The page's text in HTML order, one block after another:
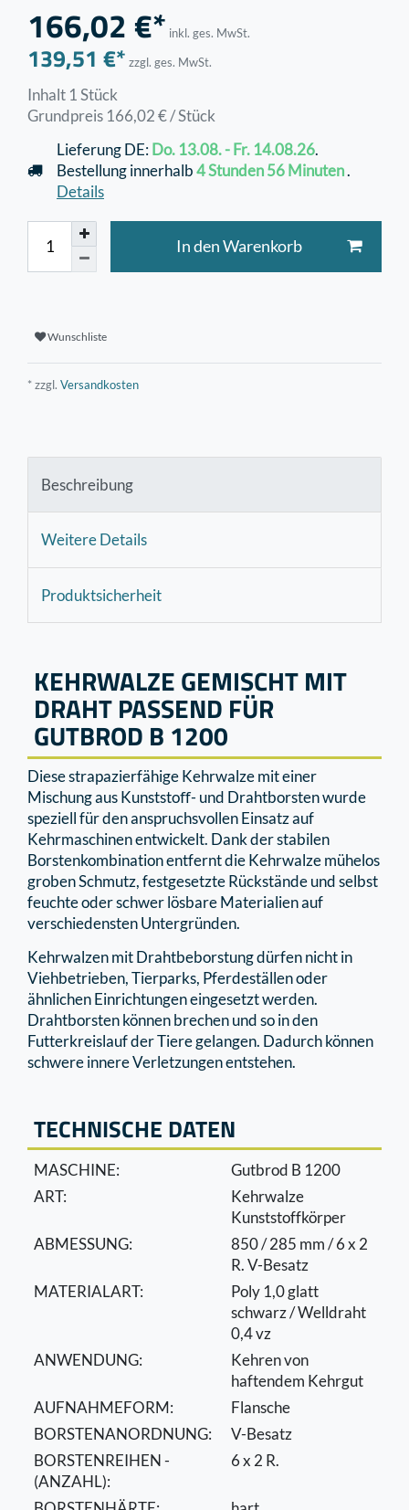
166,02 €* inkl. ges. MwSt.
139,51 €* zzgl. ges. MwSt.
Inhalt 1Stück
Grundpreis 166,02 € / Stück
Lieferung DE:Do. 13.08. - Fr. 14.08.26.
Bestellung innerhalb4 Stunden56 Minuten.
Details
In den Warenkorb
Wunschliste
* zzgl. Versandkosten
Beschreibung
Weitere Details
Produktsicherheit
KEHRWALZE GEMISCHT MIT
DRAHT PASSEND FÜR
GUTBROD B 1200
Diese strapazierfähige Kehrwalze mit einer
Mischung aus Kunststoﬀ- und Drahtborsten wurde
speziell für den anspruchsvollen Einsatz auf
Kehrmaschinen entwickelt. Dank der stabilen
Borstenkombination entfernt die Kehrwalze mühelos
groben Schmutz, festgesetzte Rückstände und selbst
feuchte oder schwer lösbare Materialien auf
verschiedensten Untergründen.
Kehrwalzen mit Drahtbeborstung dürfen nicht in
Viehbetrieben, Tierparks, Pferdeställen oder
ähnlichen Einrichtungen eingesetzt werden.
Drahtborsten können brechen und so in den
Futterkreislauf der Tiere gelangen. Dadurch können
schwere innere Verletzungen entstehen.
TECHNISCHE DATEN
MASCHINE:
Gutbrod B 1200
ART:
Kehrwalze
Kunststoffkörper
ABMESSUNG:
850 / 285 mm / 6 x 2
R. V-Besatz
MATERIALART:
Poly 1,0 glatt
schwarz / Welldraht
0,4 vz
ANWENDUNG:
Kehren von
haftendem Kehrgut
AUFNAHMEFORM:
Flansche
BORSTENANORDNUNG:
V-Besatz
BORSTENREIHEN -
(ANZAHL):
6 x 2 R.